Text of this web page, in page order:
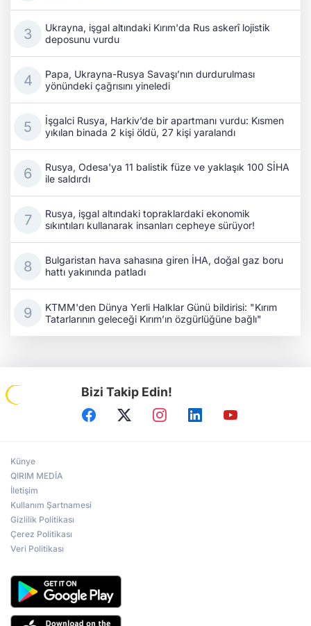
Ukrayna, işgal altındaki Kırım'da Rus askerî lojistik
deposunu vurdu
Papa, Ukrayna-Rusya Savaşı’nın durdurulması
yönündeki çağrısını yineledi
İşgalci Rusya, Harkiv’de bir apartmanı vurdu: Kısmen
yıkılan binada 2 kişi öldü, 27 kişi yaralandı
Rusya, Odesa'ya 11 balistik füze ve yaklaşık 100 SİHA
ile saldırdı
Rusya, işgal altındaki topraklardaki ekonomik
sıkıntıları kullanarak insanları cepheye sürüyor!
Bulgaristan hava sahasına giren İHA, doğal gaz boru
hattı yakınında patladı
KTMM'den Dünya Yerli Halklar Günü bildirisi: "Kırım
Tatarlarının geleceği Kırım’ın özgürlüğüne bağlı"
Bizi Takip Edin!
Künye
QIRIM MEDİA
İletişim
Kullanım Şartnamesi
Gizlilik Politikası
Çerez Politikası
Veri Politikası